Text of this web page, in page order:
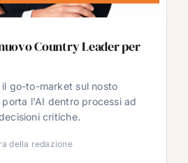
Country Leader per
go-to-market sul nosto
l'AI dentro processi ad
critiche.
della redazione